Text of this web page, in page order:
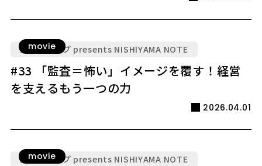
movie
九電グループ presents NISHIYAMA NOTE
#33 「監査＝怖い」イメージを覆す！経営
を支えるもう一つの力
2026.04.01
movie
九電グループ presents NISHIYAMA NOTE